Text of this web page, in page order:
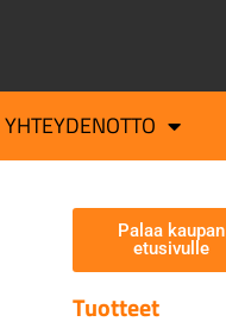
YHTEYDENOTTO
Palaa kaupan
etusivulle
Tuotteet